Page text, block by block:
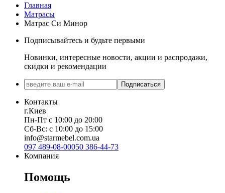
Главная
Матрасы
Матрас Си Минор
Подписывайтесь и будьте первыми
Новинки, интересные новости, акции и распродажи,
скидки и рекомендации
Подписаться
Контакты
г.Киев
Пн-Пт с 10:00 до 20:00
Сб-Вс: с 10:00 до 15:00
info@starmebel.com.ua
097 489-08-00050 386-44-73
Компания
Помощь